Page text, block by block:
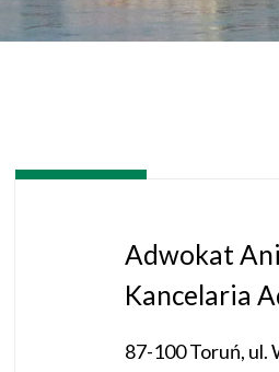
Adwokat
Kancelaria
87-100 Toruń, ul.